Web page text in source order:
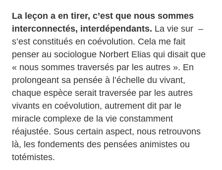
La leçon a en tirer, c’est que nous sommes
interconnectés, interdépendants. La vie sur –
s’est constitués en coévolution. Cela me fait
penser au sociologue Norbert Elias qui disait que
« nous sommes traversés par les autres ». En
prolongeant sa pensée à l’échelle du vivant,
chaque espèce serait traversée par les autres
vivants en coévolution, autrement dit par le
miracle complexe de la vie constamment
réajustée. Sous certain aspect, nous retrouvons
là, les fondements des pensées animistes ou
totémistes.